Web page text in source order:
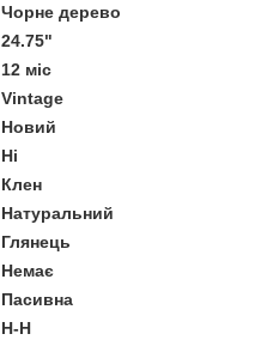
Чорне дерево
24.75"
12 міс
Vintage
Новий
Ні
Клен
Натуральний
Глянець
Немає
Пасивна
H-H